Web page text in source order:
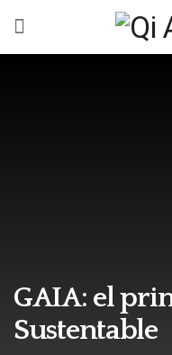
GAIA: el
Sustentable